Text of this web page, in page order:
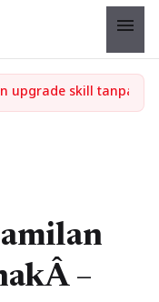
menu
–